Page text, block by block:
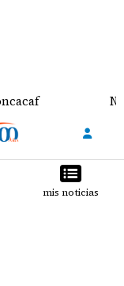
Nathalee
mis noticias